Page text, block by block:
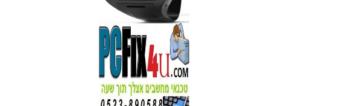
החל מ- 349
מידע נוסף
מברשות איפור מיקצועי למאפרים
349
₪
מידע נוסף